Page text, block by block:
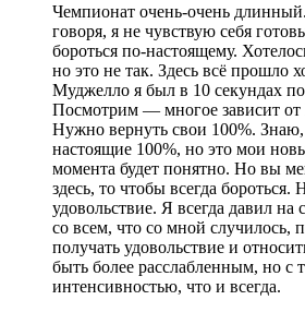
Чемпионат очень-очень
говоря, я не чувствую себя
бороться по-настоящему.
но это не так. Здесь всё прошло
Муджелло я был в 10 секундах
Посмотрим — многое зависит от
Нужно вернуть свои 100%. Знаю,
настоящие 100%, но это мои
момента будет понятно. Но вы
здесь, то чтобы всегда бороться.
удовольствие. Я всегда давил на
со всем, что со мной случилось,
получать удовольствие и
быть более расслабленным, но с
интенсивностью, что и всегда.